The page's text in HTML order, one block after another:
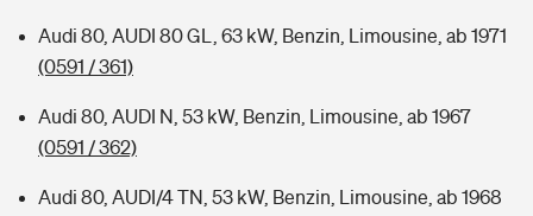
Audi 80, AUDI 80 GL, 63 kW, Benzin, Limousine, ab 1971
(0591 / 361)
Audi 80, AUDI N, 53 kW, Benzin, Limousine, ab 1967
(0591 / 362)
Audi 80, AUDI/4 TN, 53 kW, Benzin, Limousine, ab 1968